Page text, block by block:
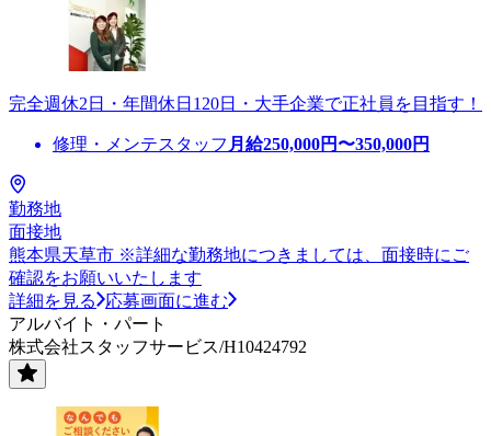
完全週休2日・年間休日120日・大手企業で正社員を目指す！
修理・メンテスタッフ 月給250,000円〜350,000円
勤務地
面接地
熊本県天草市 ※詳細な勤務地につきましては、面接時にご
確認をお願いいたします
詳細を見る
応募画面に進む
アルバイト・パート
株式会社スタッフサービス/H10424792